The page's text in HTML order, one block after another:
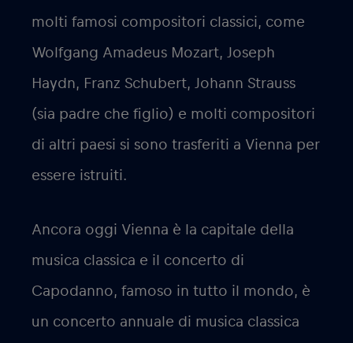
molti famosi compositori classici, come
Wolfgang Amadeus Mozart, Joseph
Haydn, Franz Schubert, Johann Strauss
(sia padre che figlio) e molti compositori
di altri paesi si sono trasferiti a Vienna per
essere istruiti.
Ancora oggi Vienna è la capitale della
musica classica e il concerto di
Capodanno, famoso in tutto il mondo, è
un concerto annuale di musica classica